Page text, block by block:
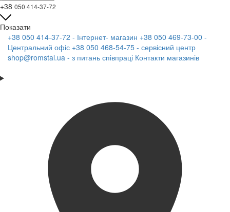
+38 050 414-37-72
Показати
+38 050 414-37-72 - Інтернет- магазин +38 050 469-73-00 -
Центральний офіс +38 050 468-54-75 - сервісний центр
shop@romstal.ua - з питань співпраці Контакти магазинів